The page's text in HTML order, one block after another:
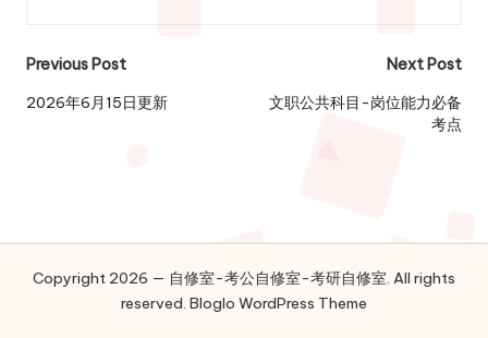
Post
navigation
Previous Post
2026年6月15日更新
Next Post
文职公共科目-岗位能力必备
考点
Copyright 2026 — 自修室-考公自修室-考研自修室. All rights
reserved. Bloglo WordPress Theme